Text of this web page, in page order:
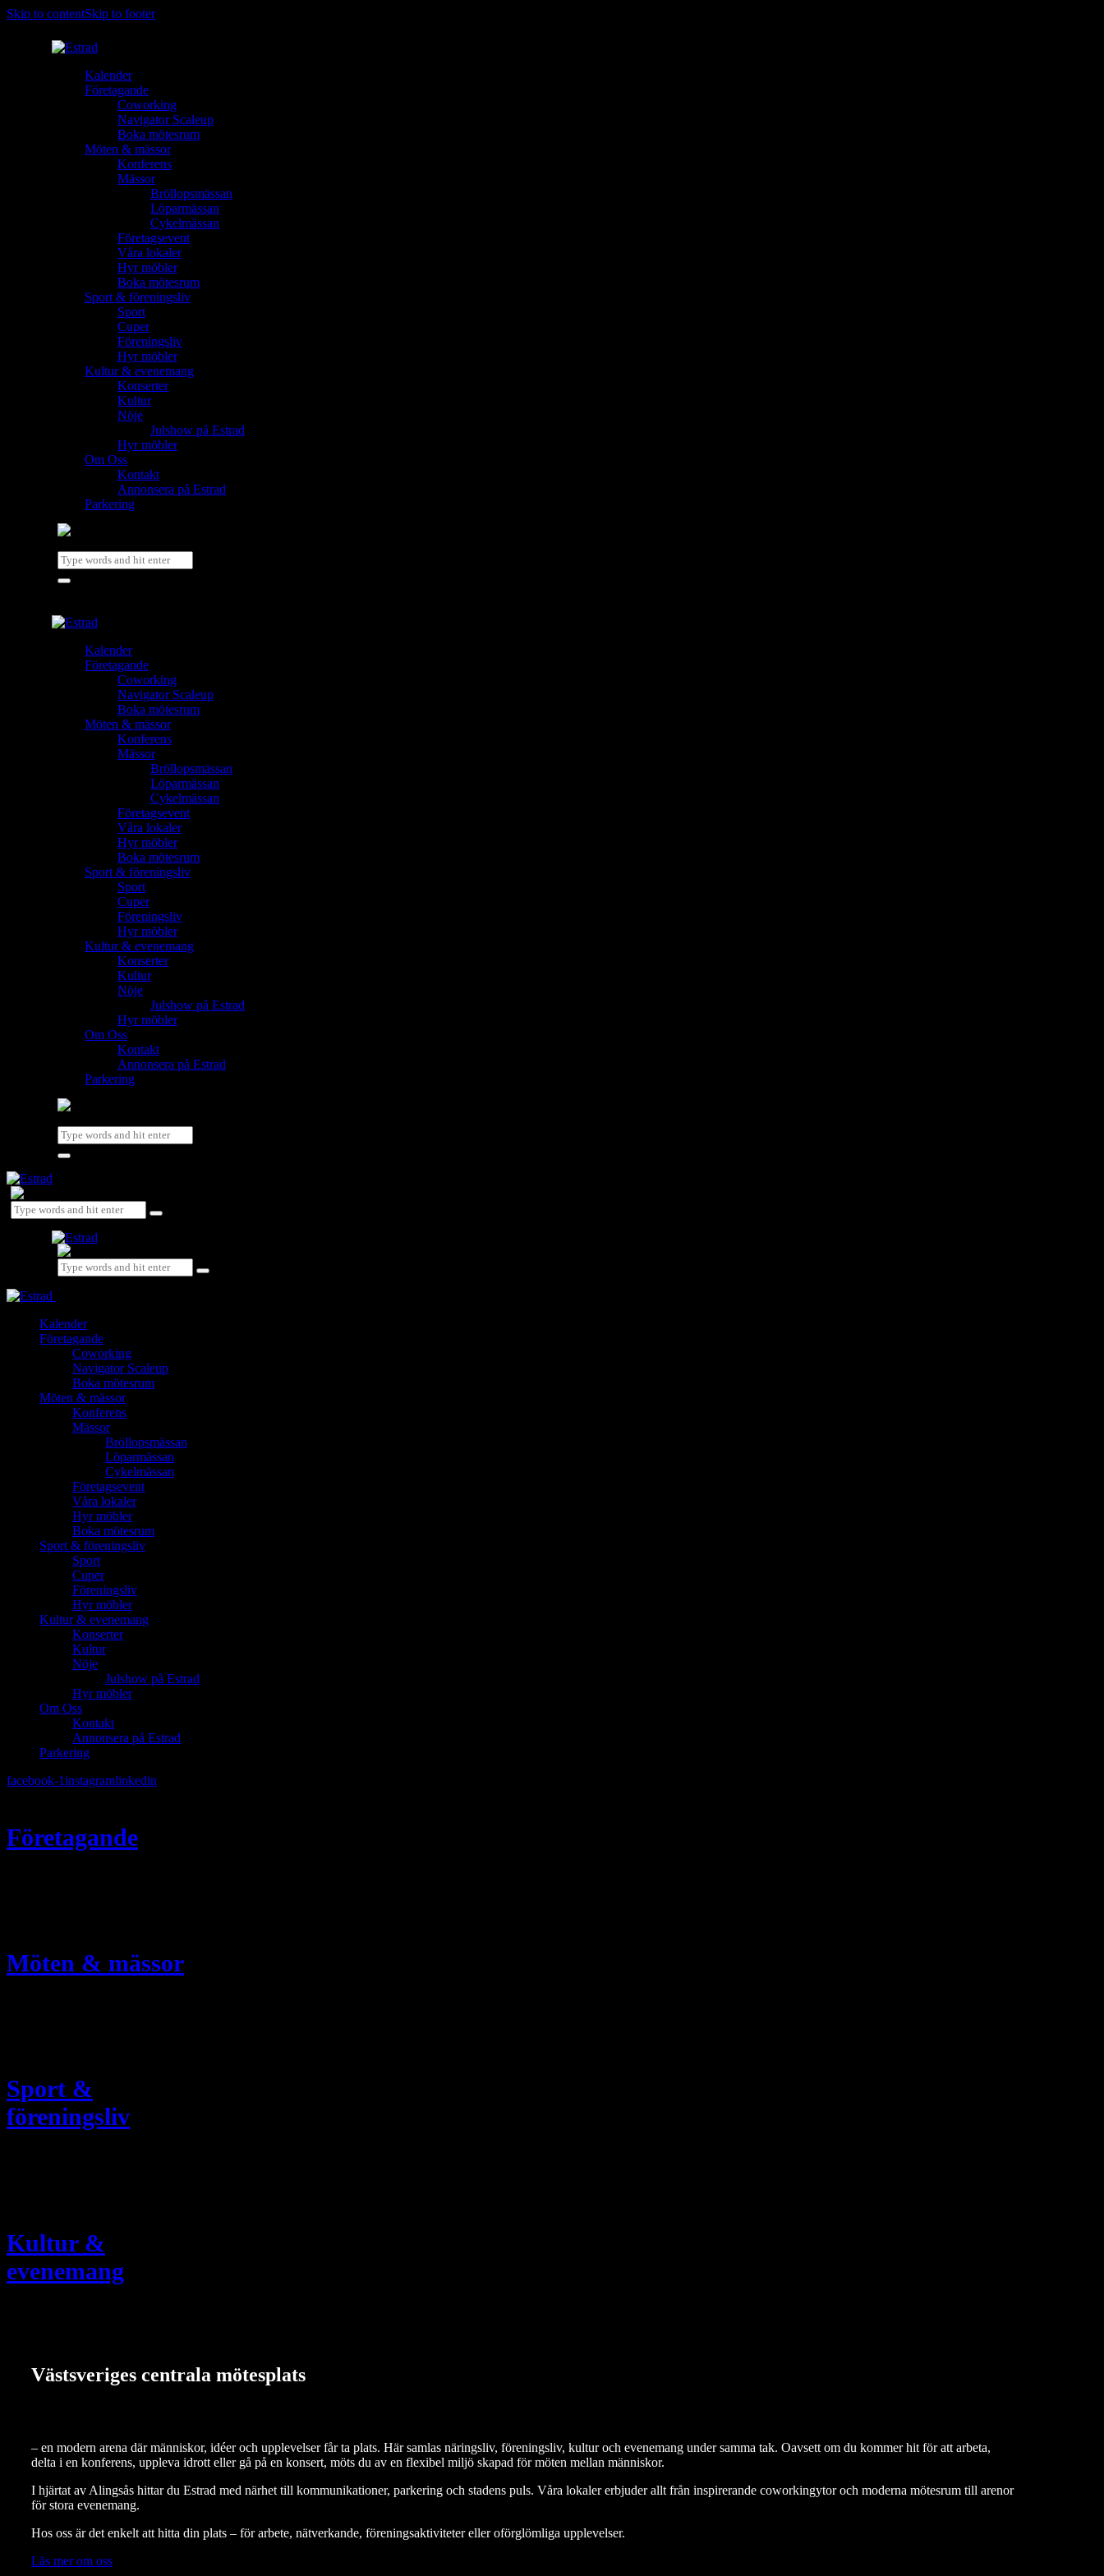
Skip to contentSkip to footer
Kalender
Företagande
Coworking
Navigator Scaleup
Boka mötesrum
Möten & mässor
Konferens
Mässor
Bröllopsmässan
Löparmässan
Cykelmässan
Företagsevent
Våra lokaler
Hyr möbler
Boka mötesrum
Sport & föreningsliv
Sport
Cuper
Föreningsliv
Hyr möbler
Kultur & evenemang
Konserter
Kultur
Nöje
Julshow på Estrad
Hyr möbler
Om Oss
Kontakt
Annonsera på Estrad
Parkering
Kalender
Företagande
Coworking
Navigator Scaleup
Boka mötesrum
Möten & mässor
Konferens
Mässor
Bröllopsmässan
Löparmässan
Cykelmässan
Företagsevent
Våra lokaler
Hyr möbler
Boka mötesrum
Sport & föreningsliv
Sport
Cuper
Föreningsliv
Hyr möbler
Kultur & evenemang
Konserter
Kultur
Nöje
Julshow på Estrad
Hyr möbler
Om Oss
Kontakt
Annonsera på Estrad
Parkering
Kalender
Företagande
Coworking
Navigator Scaleup
Boka mötesrum
Möten & mässor
Konferens
Mässor
Bröllopsmässan
Löparmässan
Cykelmässan
Företagsevent
Våra lokaler
Hyr möbler
Boka mötesrum
Sport & föreningsliv
Sport
Cuper
Föreningsliv
Hyr möbler
Kultur & evenemang
Konserter
Kultur
Nöje
Julshow på Estrad
Hyr möbler
Om Oss
Kontakt
Annonsera på Estrad
Parkering
facebook-1instagramlinkedin
Företagande
Möten & mässor
Sport &
föreningsliv
Kultur &
evenemang
Västsveriges centrala mötesplats
– en modern arena där människor, idéer och upplevelser får ta plats. Här samlas näringsliv, föreningsliv, kultur och evenemang under samma tak. Oavsett om du kommer hit för att arbeta,
delta i en konferens, uppleva idrott eller gå på en konsert, möts du av en flexibel miljö skapad för möten mellan människor.
I hjärtat av Alingsås hittar du Estrad med närhet till kommunikationer, parkering och stadens puls. Våra lokaler erbjuder allt från inspirerande coworkingytor och moderna mötesrum till arenor
för stora evenemang.
Hos oss är det enkelt att hitta din plats – för arbete, nätverkande, föreningsaktiviteter eller oförglömliga upplevelser.
Läs mer om oss